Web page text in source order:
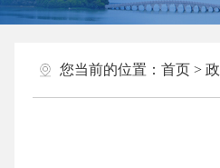
您当前的位置： 首页 >